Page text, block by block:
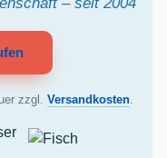
zzgl. Versandkosten.